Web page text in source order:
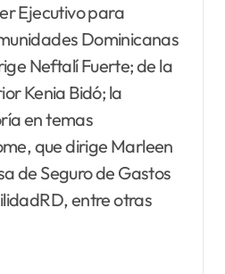
Ejecutivo para
Dominicanas
Neftalí Fuerte; de la
Kenia Bidó; la
en temas
que dirige Marleen
de Seguro de Gastos
entre otras